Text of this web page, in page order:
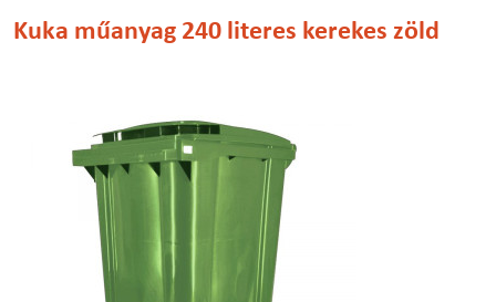
Kuka műanyag 240 literes kerekes zöld